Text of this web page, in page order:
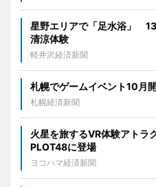
星野エリアで「足水浴」
清涼体験
軽井沢経済新聞
札幌でゲームイベント10月
札幌経済新聞
火星を旅するVR体験アト
PLOT48に登場
ヨコハマ経済新聞